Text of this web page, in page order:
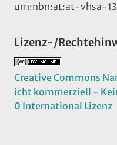
urn:nbn:at:at-vhsa-
Lizenz-/
Creative Commons
icht kommerziell -
0 International Lizenz